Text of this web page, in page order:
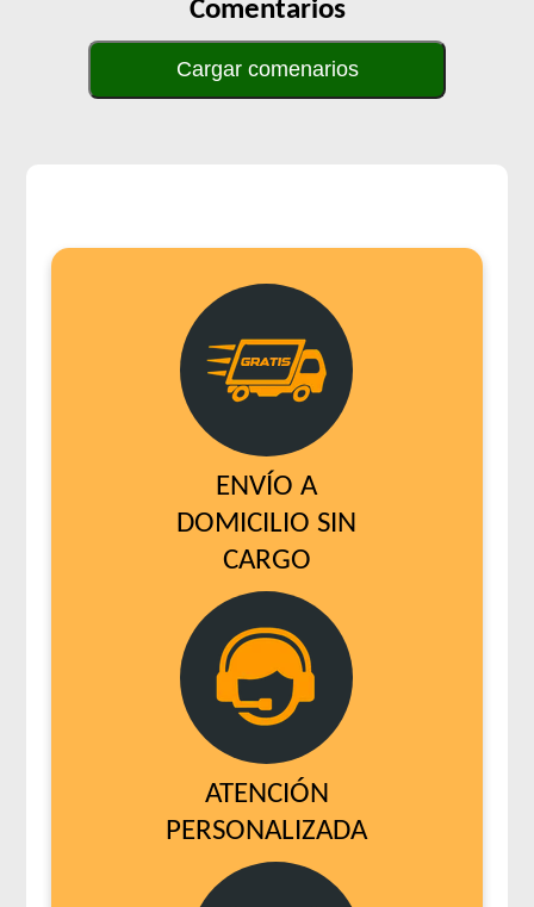
Comentarios
Cargar comenarios
ENVÍO A
DOMICILIO SIN
CARGO
ATENCIÓN
PERSONALIZADA